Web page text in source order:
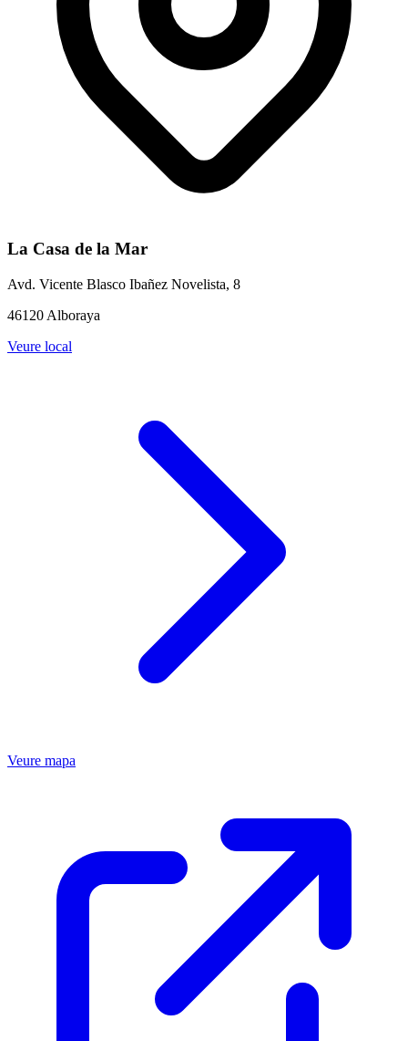
La Casa de la Mar
Avd. Vicente Blasco Ibañez Novelista, 8
46120 Alboraya
Veure local
Veure mapa